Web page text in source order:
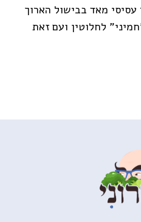
מאד בבישול הארוך
לחלוטין ועם זאת